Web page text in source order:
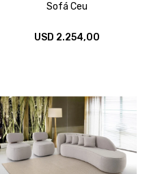
Sofá Ceu
USD 2.254,00